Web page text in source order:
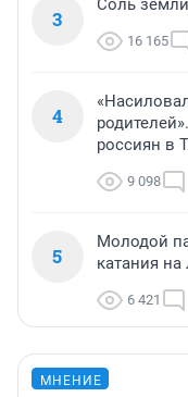
3
Соль
16 165
4
россиян в
9 098
5
Молодой
катания
6 421
МНЕНИЕ